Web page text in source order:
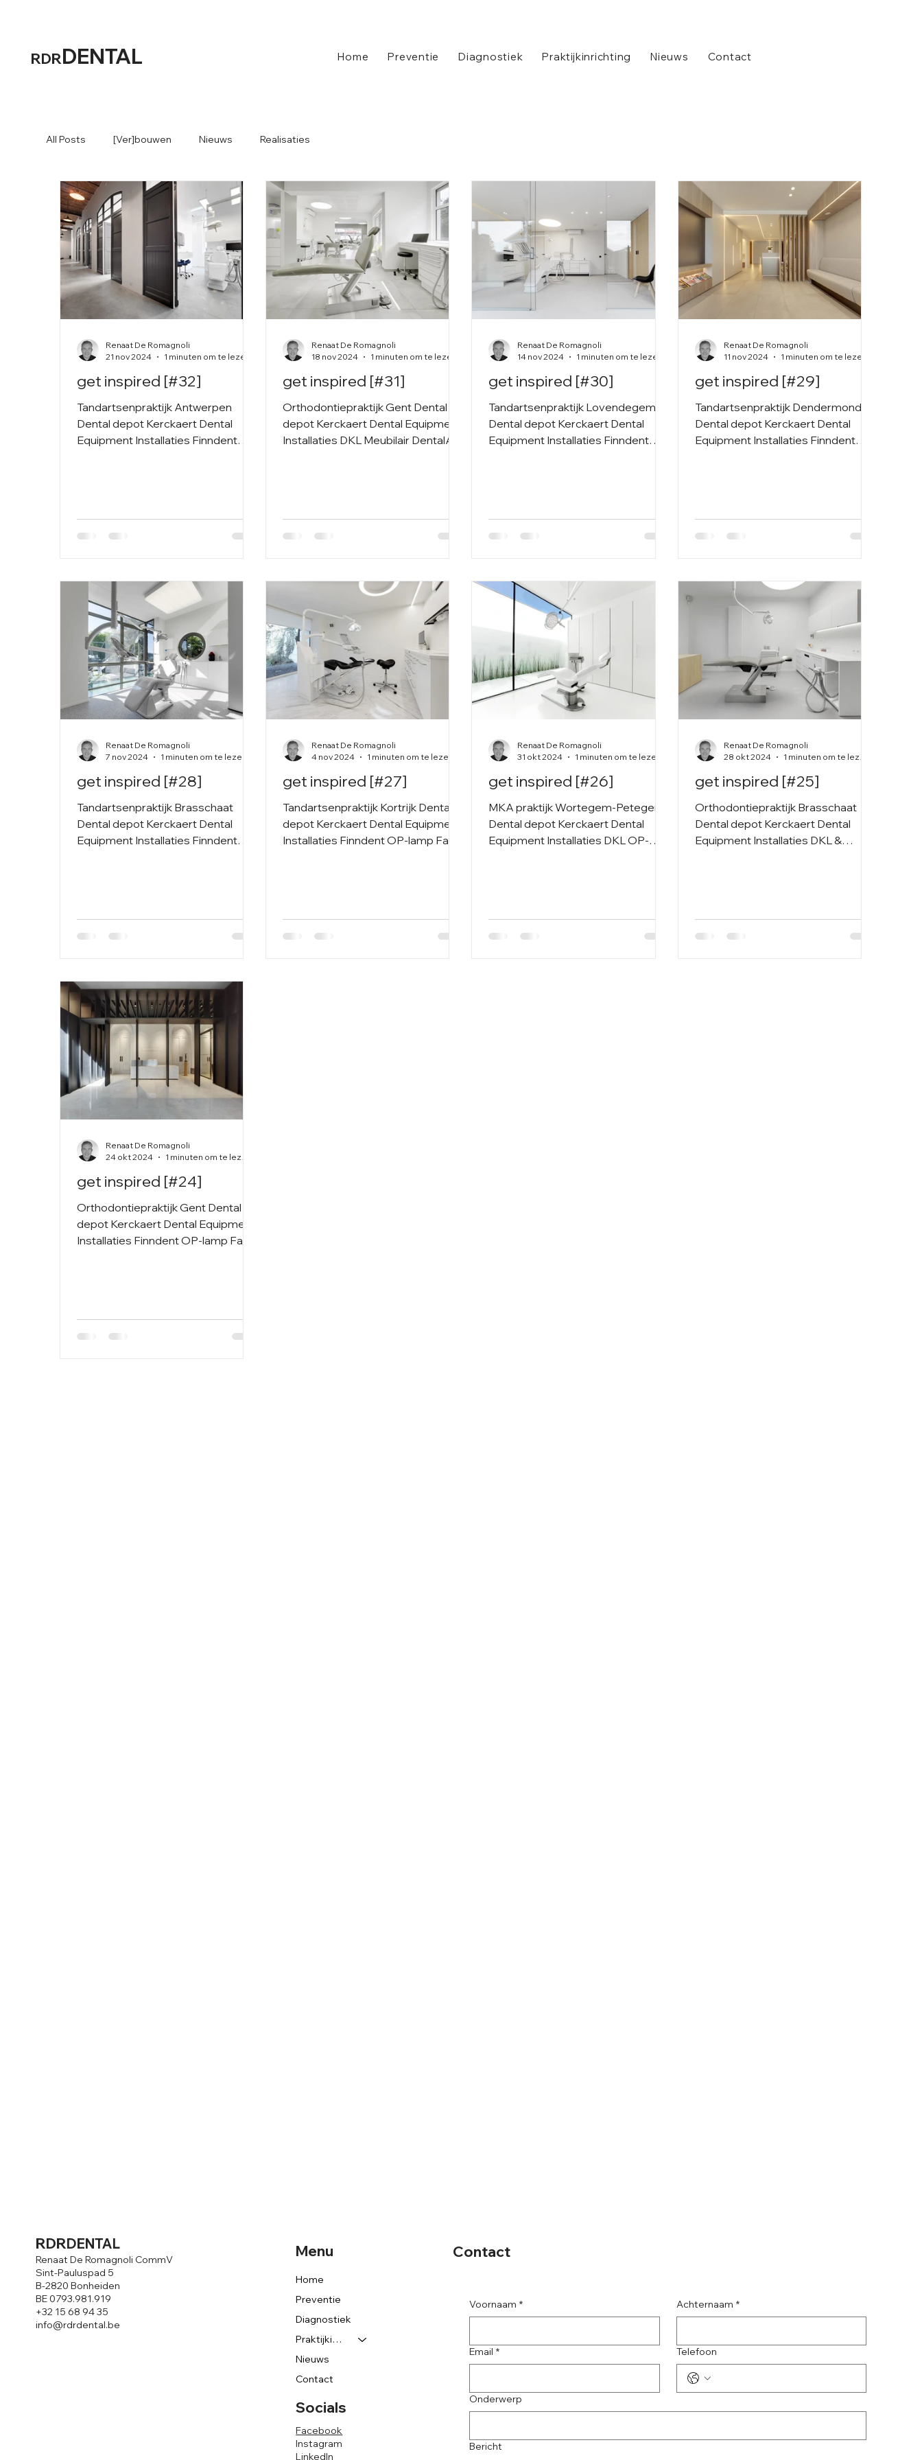
Home Preventie Diagnostiek Praktijkinrichting Nieuws Contact
RDRDENTAL
All Posts [Ver]bouwen Nieuws Realisaties
get inspired [#32]
Tandartsenpraktijk Antwerpen
Dental depot Kerckaert Dental
Equipment Installaties Finndent
Renaat De Romagnoli
21 nov 2024
1 minuten om te lezen
get inspired [#31]
Orthodontiepraktijk Gent Dental
depot Kerckaert Dental Equipment
Installaties DKL Meubilair DentalArt
Renaat De Romagnoli
18 nov 2024
1 minuten om te lezen
get inspired [#30]
Tandartsenpraktijk Lovendegem
Dental depot Kerckaert Dental
Equipment Installaties Finndent
Renaat De Romagnoli
14 nov 2024
1 minuten om te lezen
get inspired [#29]
Tandartsenpraktijk Dendermonde
Dental depot Kerckaert Dental
Equipment Installaties Finndent
Renaat De Romagnoli
11 nov 2024
1 minuten om te lezen
get inspired [#28]
Tandartsenpraktijk Brasschaat
Dental depot Kerckaert Dental
Equipment Installaties Finndent
Renaat De Romagnoli
7 nov 2024
1 minuten om te lezen
get inspired [#27]
Tandartsenpraktijk Kortrijk Dental
depot Kerckaert Dental Equipment
Installaties Finndent OP-lamp Faro
Renaat De Romagnoli
4 nov 2024
1 minuten om te lezen
get inspired [#26]
MKA praktijk Wortegem-Petegem
Dental depot Kerckaert Dental
Equipment Installaties DKL OP-
Renaat De Romagnoli
31 okt 2024
1 minuten om te lezen
get inspired [#25]
Orthodontiepraktijk Brasschaat
Dental depot Kerckaert Dental
Equipment Installaties DKL &
Renaat De Romagnoli
28 okt 2024
1 minuten om te lezen
get inspired [#24]
Orthodontiepraktijk Gent Dental
depot Kerckaert Dental Equipment
Installaties Finndent OP-lamp Faro
Renaat De Romagnoli
24 okt 2024
1 minuten om te lezen
Renaat De Romagnoli CommV
Sint-Pauluspad 5
B-2820 Bonheiden
BE 0793.981.919
+32 15 68 94 35
info@rdrdental.be
RDRDENTAL
Home
Preventie
Diagnostiek
Praktijkinrichting
Nieuws
Contact
Menu
Facebook
Instagram
LinkedIn
Socials
Voornaam * Achternaam *
Email * Telefoon
Onderwerp
Bericht
Contact